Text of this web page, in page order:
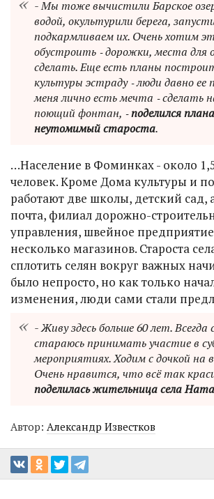
- Мы тоже вычистили Барское
водой, окультурили берега,
подкармливаем их. Очень хотим
обустроить ‑ дорожки, места для
сделать. Еще есть планы
культуры эстраду ‑ люди давно ее
меня лично есть мечта ‑ сделать
поющий фонтан, ‑поделился
неутомимый староста.
…Население в Фоминках - около
человек. Кроме Дома культуры и
работают две школы, детский сад,
почта, филиал дорожно-
управления, швейное
несколько магазинов. Староста
сплотить селян вокруг важных
было непросто, но как только
изменения, люди сами стали
- Живу здесь больше 60 лет. Всегда
стараюсь принимать участие в
мероприятиях. Ходим с дочкой на
Очень нравится, что всё так
поделилась жительница села
Автор: Александр Известков